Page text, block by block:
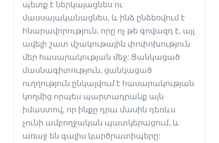
պետք է ներկայացնես ու
մասսայականացնես, և ինձ ընձեռվում է
հնարավորություն, որը ոչ թե գովազդ է, այլ
ավելի շատ մշակութային փոփոխություն
մեր հասարակության մեջ: Ցանկացած
մասնագիտություն, ցանկացած
ուղղություն ընկալվում է հասարակության
կողմից որպես պարտադրանք այն
իմաստով, որ ինքը դրա մասին դեռևս
չունի ամբողջական պատկերացում, և
առաջ են գալիս կարծրատիպերը: